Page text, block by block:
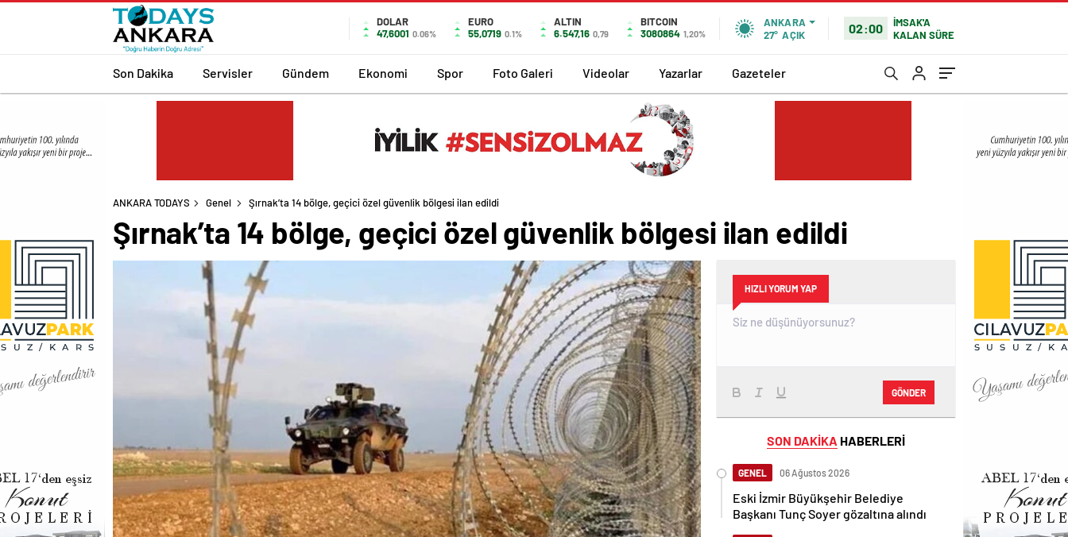
DOLAR
47,6001 0.06%
EURO
55,0719 0.1%
ALTIN
6.547,16 0,79
BITCOIN
3080864 1,20%
ANKARA
27° AÇIK 02:00
İMSAK'A
KALAN SÜRE
Son Dakika Servisler Gündem Ekonomi Spor Foto Galeri Videolar Yazarlar Gazeteler
ANKARA TODAYS Genel Şırnak’ta 14 bölge, geçici özel güvenlik bölgesi ilan edildi
Şırnak’ta 14 bölge, geçici özel güvenlik bölgesi ilan edildi
HIZLI YORUM YAP
GÖNDER
SON DAKİKA HABERLERİ
GENEL 06 Ağustos 2026
Eski İzmir Büyükşehir Belediye
Başkanı Tunç Soyer gözaltına alındı